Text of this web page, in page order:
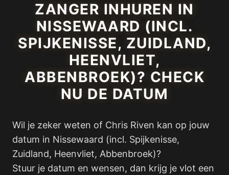
ZANGER INHUREN IN
NISSEWAARD (INCL.
SPIJKENISSE, ZUIDLAND,
HEENVLIET,
ABBENBROEK)? CHECK
NU DE DATUM
Wil je zeker weten of Chris Riven kan op jouw
datum in Nissewaard (incl. Spijkenisse,
Zuidland, Heenvliet, Abbenbroek)?
Stuur je datum en wensen, dan krijg je vlot een